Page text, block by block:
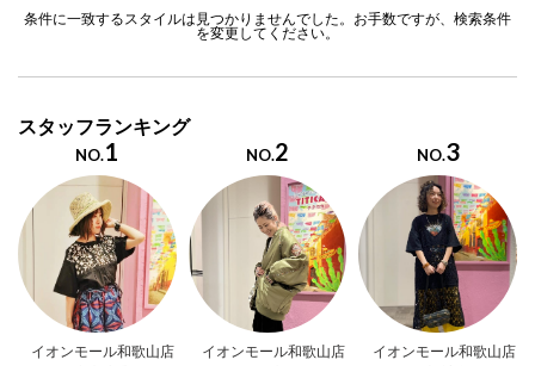
条件に一致するスタイルは見つかりませんでした。お手数ですが、検索条件
を変更してください。
スタッフランキング
NO.1
イオンモール和歌山店
NO.2
イオンモール和歌山店
NO.3
イオンモール和歌山店